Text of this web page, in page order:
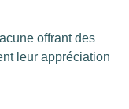
offrant des
leur appréciation